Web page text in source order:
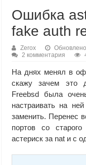
Ошибка
fake auth
Zerox
2 комментария
На днях менял в
скажу зачем это
Freebsd была
настраивать на
заменить. Перенес
портов со
астериск за nat и с